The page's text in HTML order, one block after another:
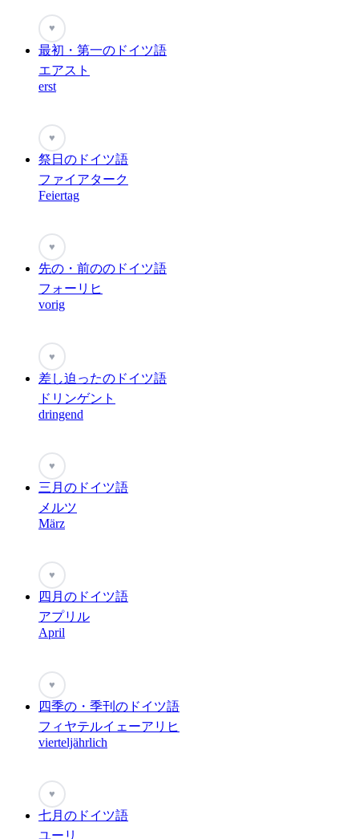
♥
最初・第一のドイツ語
エアスト
erst
♥
祭日のドイツ語
ファイアターク
Feiertag
♥
先の・前ののドイツ語
フォーリヒ
vorig
♥
差し迫ったのドイツ語
ドリンゲント
dringend
♥
三月のドイツ語
メルツ
März
♥
四月のドイツ語
アプリル
April
♥
四季の・季刊のドイツ語
フィヤテルイェーアリヒ
vierteljährlich
♥
七月のドイツ語
ユーリ